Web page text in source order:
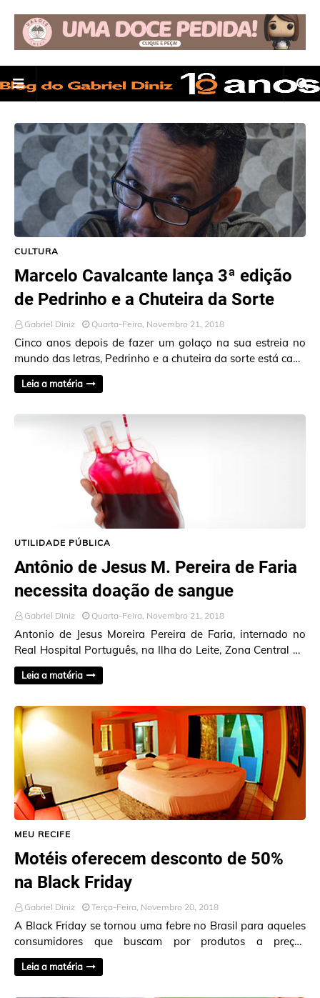
CULTURA
Marcelo Cavalcante lança 3ª edição
de Pedrinho e a Chuteira da Sorte
Gabriel Diniz Quarta-Feira, Novembro 21, 2018
Cinco anos depois de fazer um golaço na sua estreia no
mundo das letras, Pedrinho e a chuteira da sorte está cada
vez mais com a pontaria calibr…
Leia a matéria
UTILIDADE PÚBLICA
Antônio de Jesus M. Pereira de Faria
necessita doação de sangue
Gabriel Diniz Quarta-Feira, Novembro 21, 2018
Antonio de Jesus Moreira Pereira de Faria, internado no
Real Hospital Português, na Ilha do Leite, Zona Central do
Recife, necessita a doaçã…
Leia a matéria
MEU RECIFE
Motéis oferecem desconto de 50%
na Black Friday
Gabriel Diniz Terça-Feira, Novembro 20, 2018
A Black Friday se tornou uma febre no Brasil para aqueles
consumidores que buscam por produtos a preços
acessíveis. Inspirada nessa ação, a asso…
Leia a matéria